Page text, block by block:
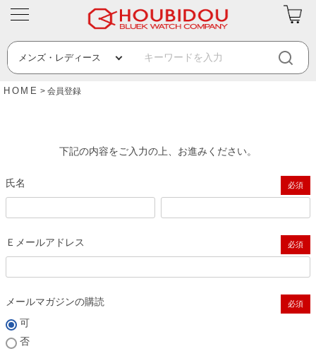
HOME 会員登録
下記の内容をご入力の上、お進みください。
氏名
Ｅメールアドレス
メールマガジンの購読
可
否